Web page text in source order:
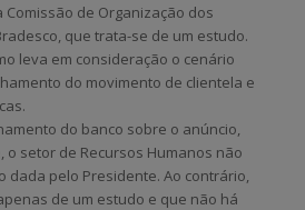
Comissão de Organização dos
que trata-se de um estudo.
leva em consideração o cenário
do movimento de clientela e
do banco sobre o anúncio,
setor de Recursos Humanos não
dada pelo Presidente. Ao contrário,
de um estudo e que não há